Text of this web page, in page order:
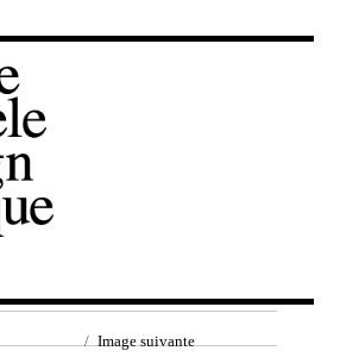
Image suivante